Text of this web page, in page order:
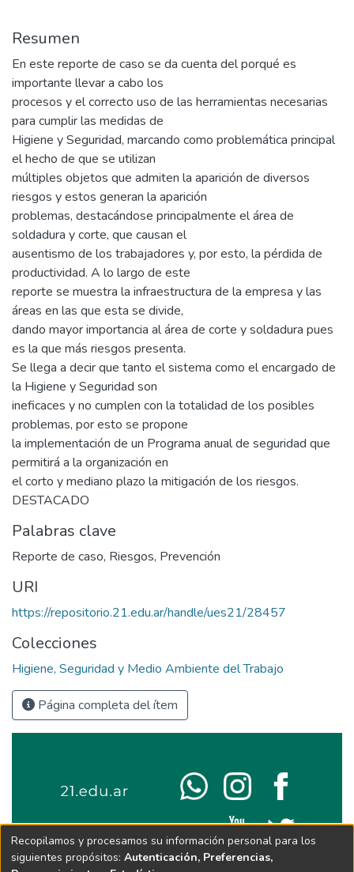
Resumen
En este reporte de caso se da cuenta del porqué es
importante llevar a cabo los
procesos y el correcto uso de las herramientas necesarias
para cumplir las medidas de
Higiene y Seguridad, marcando como problemática principal
el hecho de que se utilizan
múltiples objetos que admiten la aparición de diversos
riesgos y estos generan la aparición
problemas, destacándose principalmente el área de
soldadura y corte, que causan el
ausentismo de los trabajadores y, por esto, la pérdida de
productividad. A lo largo de este
reporte se muestra la infraestructura de la empresa y las
áreas en las que esta se divide,
dando mayor importancia al área de corte y soldadura pues
es la que más riesgos presenta.
Se llega a decir que tanto el sistema como el encargado de
la Higiene y Seguridad son
ineficaces y no cumplen con la totalidad de los posibles
problemas, por esto se propone
la implementación de un Programa anual de seguridad que
permitirá a la organización en
el corto y mediano plazo la mitigación de los riesgos.
DESTACADO
Palabras clave
Reporte de caso, Riesgos, Prevención
URI
https://repositorio.21.edu.ar/handle/ues21/28457
Colecciones
Higiene, Seguridad y Medio Ambiente del Trabajo
Página completa del ítem
Recopilamos y procesamos su información personal para los
siguientes propósitos: Autenticación, Preferencias,